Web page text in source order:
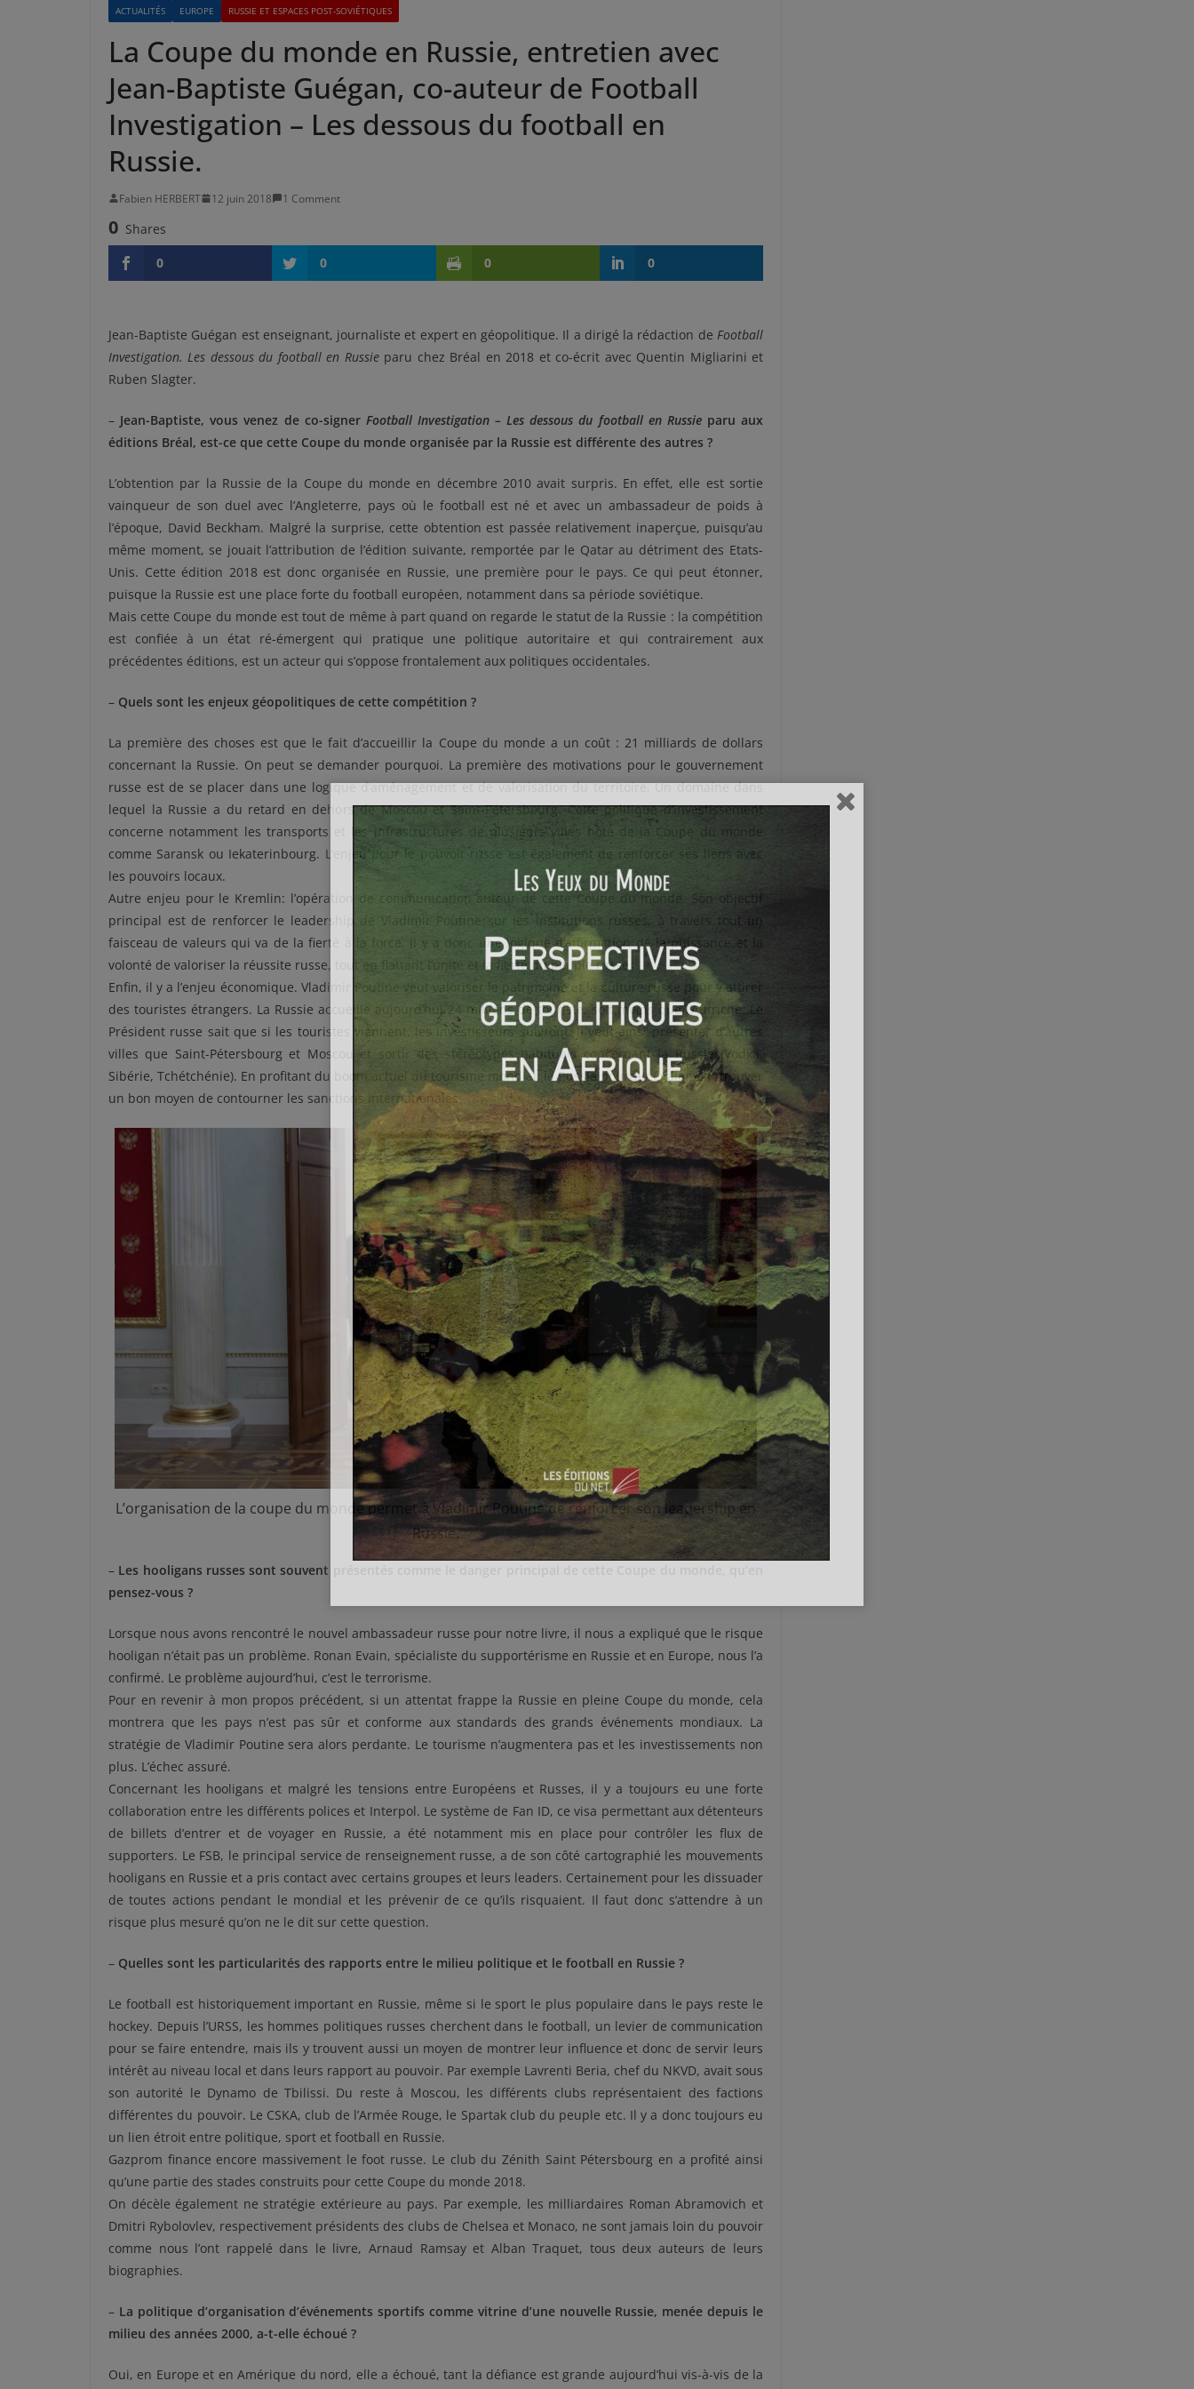
ACTUALITÉS EUROPE RUSSIE ET ESPACES POST-SOVIÉTIQUES
La Coupe du monde en Russie, entretien avec
Jean-Baptiste Guégan, co-auteur de Football
Investigation – Les dessous du football en
Russie.
Fabien HERBERT 12 juin 2018 1 Comment
0 Shares
0
0 0 0
Jean-Baptiste Guégan est enseignant, journaliste et expert en géopolitique. Il a dirigé la rédaction de Football
Investigation. Les dessous du football en Russieparu chez Bréal en 2018 et co-écrit avec Quentin Migliarini et
Ruben Slagter.
– Jean-Baptiste, vous venez de co-signer Football Investigation – Les dessous du football en Russieparu aux
éditions Bréal, est-ce que cette Coupe du monde organisée par la Russie est différente des autres ?
L’obtention par la Russie de la Coupe du monde en décembre 2010 avait surpris. En effet, elle est sortie
vainqueur de son duel avec l’Angleterre, pays où le football est né et avec un ambassadeur de poids à
l’époque, David Beckham. Malgré la surprise, cette obtention est passée relativement inaperçue, puisqu’au
même moment, se jouait l’attribution de l’édition suivante, remportée par le Qatar au détriment des Etats-
Unis. Cette édition 2018 est donc organisée en Russie, une première pour le pays. Ce qui peut étonner,
puisque la Russie est une place forte du football européen, notamment dans sa période soviétique.
Mais cette Coupe du monde est tout de même à part quand on regarde le statut de la Russie : la compétition
est confiée à un état ré-émergent qui pratique une politique autoritaire et qui contrairement aux
précédentes éditions, est un acteur qui s’oppose frontalement aux politiques occidentales.
– Quels sont les enjeux géopolitiques de cette compétition ?
La première des choses est que le fait d’accueillir la Coupe du monde a un coût : 21 milliards de dollars
concernant la Russie. On peut se demander pourquoi. La première des motivations pour le gouvernement
russe est de se placer dans une logique d’aménagement et de valorisation du territoire. Un domaine dans
lequel la Russie a du retard en dehors de Moscou et Saint-Pétersbourg. Cette politique d’investissement
concerne notamment les transports et les infrastructures de plusieurs villes hôte de la Coupe du monde
comme Saransk ou Iekaterinbourg. L’enjeu pour le pouvoir russe est également de renforcer ses liens avec
les pouvoirs locaux.
Autre enjeu pour le Kremlin: l’opération de communication autour de cette Coupe du monde. Son objectif
principal est de renforcer le leadership de Vladimir Poutine sur les institutions russes, à travers tout un
faisceau de valeurs qui va de la fierté à la force. Il y a donc une logique d’affirmation de la puissance et la
volonté de valoriser la réussite russe, tout en flattant l’unité et la fierté du peuple russe.
Enfin, il y a l’enjeu économique. Vladimir Poutine veut valoriser le patrimoine et la culture russe pour y attirer
des touristes étrangers. La Russie accueille aujourd’hui 24 millions de touriste, soit moins que l’Autriche. Le
Président russe sait que si les touristes viennent, les investisseurs suivront. Il veut ainsi présenter d’autres
villes que Saint-Pétersbourg et Moscou et sortir des stéréotypes habituels concernant la Russie (Vodka,
Sibérie, Tchétchénie). En profitant du boom actuel du tourisme mondial, la Russie pourrait également trouver
un bon moyen de contourner les sanctions internationales.
L’organisation de la coupe du monde permet à Vladimir Poutine de renforcer son leadership en
Russie.
– Les hooligans russes sont souvent présentés comme le danger principal de cette Coupe du monde, qu’en
pensez-vous ?
Lorsque nous avons rencontré le nouvel ambassadeur russe pour notre livre, il nous a expliqué que le risque
hooligan n’était pas un problème. Ronan Evain, spécialiste du supportérisme en Russie et en Europe, nous l’a
confirmé. Le problème aujourd’hui, c’est le terrorisme.
Pour en revenir à mon propos précédent, si un attentat frappe la Russie en pleine Coupe du monde, cela
montrera que les pays n’est pas sûr et conforme aux standards des grands événements mondiaux. La
stratégie de Vladimir Poutine sera alors perdante. Le tourisme n’augmentera pas et les investissements non
plus. L’échec assuré.
Concernant les hooligans et malgré les tensions entre Européens et Russes, il y a toujours eu une forte
collaboration entre les différents polices et Interpol. Le système de Fan ID, ce visa permettant aux détenteurs
de billets d’entrer et de voyager en Russie, a été notamment mis en place pour contrôler les flux de
supporters. Le FSB, le principal service de renseignement russe, a de son côté cartographié les mouvements
hooligans en Russie et a pris contact avec certains groupes et leurs leaders. Certainement pour les dissuader
de toutes actions pendant le mondial et les prévenir de ce qu’ils risquaient. Il faut donc s’attendre à un
risque plus mesuré qu’on ne le dit sur cette question.
– Quelles sont les particularités des rapports entre le milieu politique et le football en Russie ?
Le football est historiquement important en Russie, même si le sport le plus populaire dans le pays reste le
hockey. Depuis l’URSS, les hommes politiques russes cherchent dans le football, un levier de communication
pour se faire entendre, mais ils y trouvent aussi un moyen de montrer leur influence et donc de servir leurs
intérêt au niveau local et dans leurs rapport au pouvoir. Par exemple Lavrenti Beria, chef du NKVD, avait sous
son autorité le Dynamo de Tbilissi. Du reste à Moscou, les différents clubs représentaient des factions
différentes du pouvoir. Le CSKA, club de l’Armée Rouge, le Spartak club du peuple etc. Il y a donc toujours eu
un lien étroit entre politique, sport et football en Russie.
Gazprom finance encore massivement le foot russe. Le club du Zénith Saint Pétersbourg en a profité ainsi
qu’une partie des stades construits pour cette Coupe du monde 2018.
On décèle également ne stratégie extérieure au pays. Par exemple, les milliardaires Roman Abramovich et
Dmitri Rybolovlev, respectivement présidents des clubs de Chelsea et Monaco, ne sont jamais loin du pouvoir
comme nous l’ont rappelé dans le livre, Arnaud Ramsay et Alban Traquet, tous deux auteurs de leurs
biographies.
– La politique d’organisation d’événements sportifs comme vitrine d’une nouvelle Russie, menée depuis le
milieu des années 2000, a-t-elle échoué ?
Oui, en Europe et en Amérique du nord, elle a échoué, tant la défiance est grande aujourd’hui vis-à-vis de la